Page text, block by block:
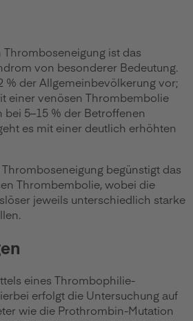
ist das
von besonderer Bedeutung.
% der Allgemeinbevölkerung vor;
einer venösen Thrombembolie
bei 5–15 % der Betroffenen
es mit einer deutlich erhöhten
begünstigt das
Thrombembolie, wobei die
jeweils unterschiedlich starke
eines Thrombophilie-
erfolgt die Untersuchung auf
wie die Prothrombin-Mutation